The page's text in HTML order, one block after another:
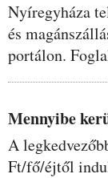
Nyíregyháza
és
portálon.
Mennyibe
A
Ft/fő/éjtől